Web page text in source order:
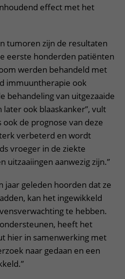
effect met het
tumoren zijn de resultaten
eerste honderden patiënten
werden behandeld met
immuuntherapie ook
behandeling van uitgezaaide
ook blaaskanker”, vult
ook de prognose van deze
verbeterd en wordt
vroeger in de ziekte
uitzaaiingen aanwezig zijn.”
jaar geleden hoorden dat ze
kan het ingewikkeld
te hebben.
heeft het
hier in samenwerking met
naar gedaan en een